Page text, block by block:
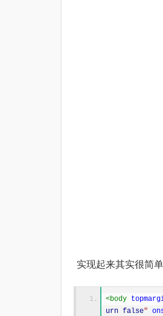
实现起来其实很简
<body
urn false"